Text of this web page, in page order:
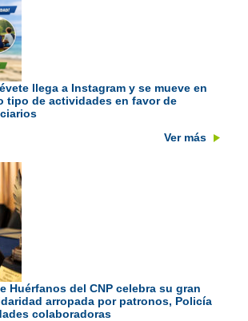
llega a Instagram y se mueve en
tipo de actividades en favor de
Ver más
Huérfanos del CNP celebra su gran
arropada por patronos, Policía
colaboradoras